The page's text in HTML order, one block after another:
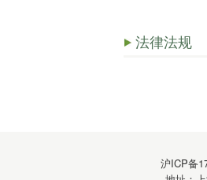
法律法规
沪ICP备